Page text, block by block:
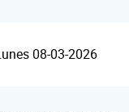
08-03-2026